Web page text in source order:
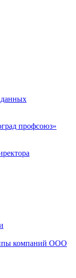
профсоюз»
компаний ООО